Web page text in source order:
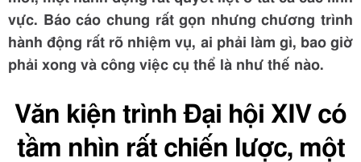
vực. Báo cáo chung rất gọn nhưng chương trình
hành động rất rõ nhiệm vụ, ai phải làm gì, bao giờ
phải xong và công việc cụ thể là như thế nào.
Văn kiện trình Đại hội XIV có
tầm nhìn rất chiến lược, một